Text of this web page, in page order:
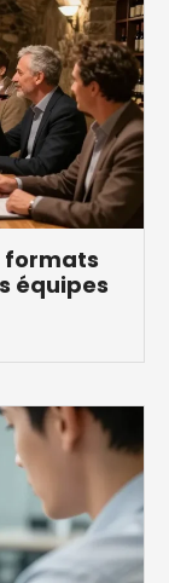
formats
équipes